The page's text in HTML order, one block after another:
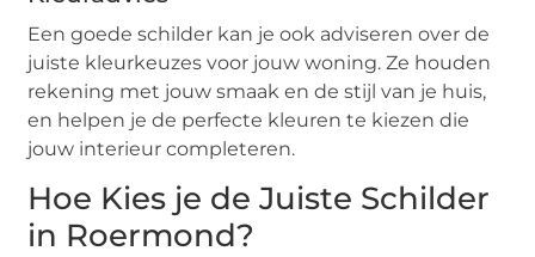
Een goede schilder kan je ook adviseren over de
juiste kleurkeuzes voor jouw woning. Ze houden
rekening met jouw smaak en de stijl van je huis,
en helpen je de perfecte kleuren te kiezen die
jouw interieur completeren.
Hoe Kies je de Juiste Schilder
in Roermond?